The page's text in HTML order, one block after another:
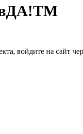
ДА!TM
войдите на сайт